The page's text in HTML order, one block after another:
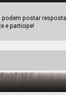
postar
e participe!